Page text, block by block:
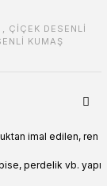
, ÇİÇEK DESENLİ
KUMAŞ
imal edilen, ren
perdelik vb. yapı